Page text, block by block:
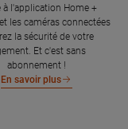
à l'application Home +
les caméras connectées
la sécurité de votre
Et c'est sans
abonnement !
En savoir plus